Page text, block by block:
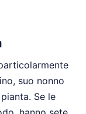
suo nonno
Se le